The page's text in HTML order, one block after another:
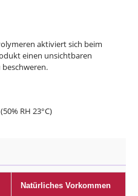
aktiviert sich beim
einen unsichtbaren
beschweren.
RH 23°C)
Natürliches Vorkommen